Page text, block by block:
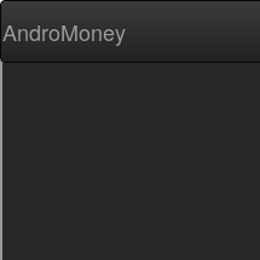
AndroMoney